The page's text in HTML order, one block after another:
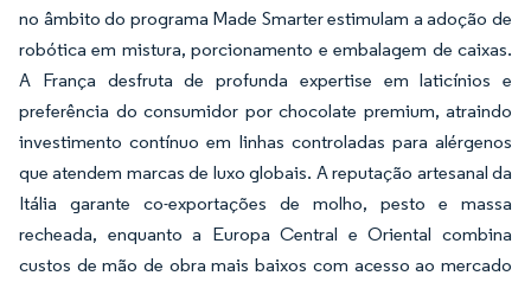
no âmbito do programa Made Smarter estimulam a adoção de
robótica em mistura, porcionamento e embalagem de caixas.
A França desfruta de profunda expertise em laticínios e
preferência do consumidor por chocolate premium, atraindo
investimento contínuo em linhas controladas para alérgenos
que atendem marcas de luxo globais. A reputação artesanal da
Itália garante co-exportações de molho, pesto e massa
recheada, enquanto a Europa Central e Oriental combina
custos de mão de obra mais baixos com acesso ao mercado